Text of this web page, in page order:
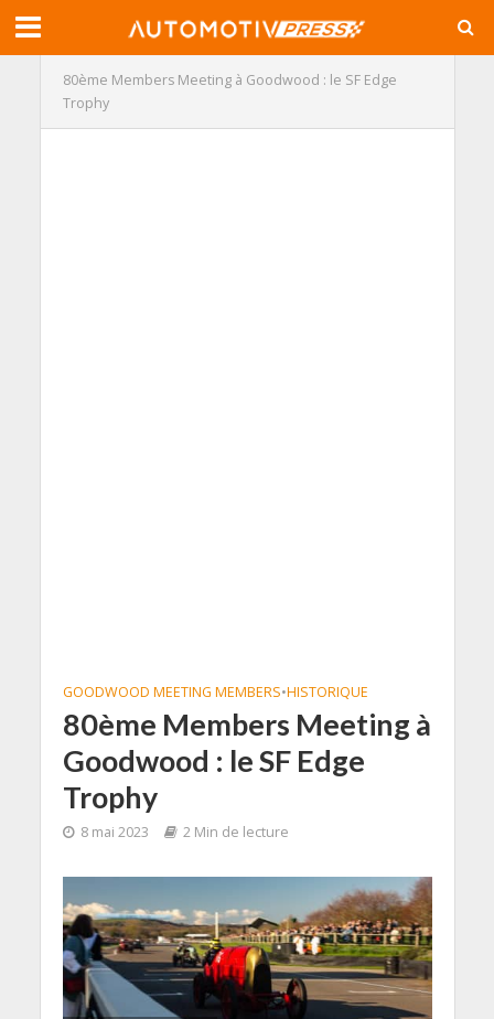
80ème Members Meeting à Goodwood : le SF Edge
Trophy
GOODWOOD MEETING MEMBERS•HISTORIQUE
80ème Members Meeting à
Goodwood : le SF Edge
Trophy
8 mai 2023 2 Min de lecture